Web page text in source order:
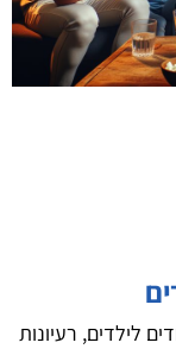
לילדים, רעיונות